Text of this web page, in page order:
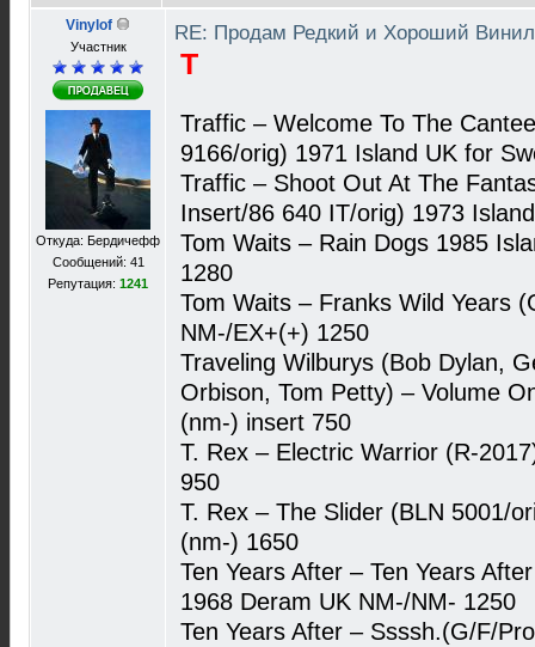
Vinylof
Участник
Откуда: Бердичефф
Сообщений: 41
Репутация: 1241
RE: Продам Редкий и Хороший
T
Traffic – Welcome To The
9166/orig) 1971 Island UK for
Traffic – Shoot Out At The
Insert/86 640 IT/orig) 1973
Tom Waits – Rain Dogs 1985
1280
Tom Waits – Franks Wild Years
NM-/EX+(+) 1250
Traveling Wilburys (Bob Dylan,
Orbison, Tom Petty) – Volume
(nm-) insert 750
T. Rex – Electric Warrior (R-
950
T. Rex – The Slider (BLN 5001/
(nm-) 1650
Ten Years After – Ten Years
1968 Deram UK NM-/NM- 1250
Ten Years After – Ssssh.(G/F/